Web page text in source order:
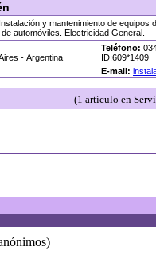
y mantenimiento de equipos
automòviles. Electricidad General.
- Argentina
Teléfono:
ID:609*1409
E-mail:
(1 artículo en